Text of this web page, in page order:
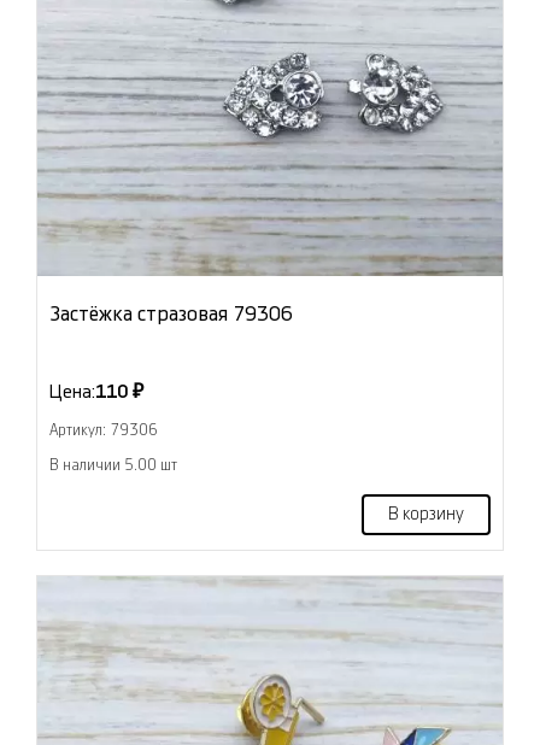
Застёжка стразовая 79306
Цена:110 ₽
Артикул: 79306
В наличии 5.00 шт
В корзину